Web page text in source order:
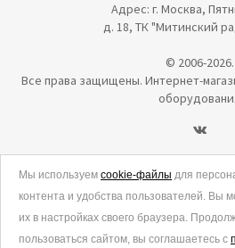
Адрес: г. Москва,
д. 18, ТК "Митинский
© 2006-2026.
Все права защищены. Интернет-
Политика в отношении обработки
Согласие на обработку персональных
Согласие на обработку данных
Мы используем cookie-файлы для
контента и удобства пользователей. Вы
их в настройках своего браузера.
пользоваться сайтом, вы соглашаетесь с